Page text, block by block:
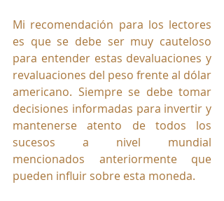
Mi recomendación para los lectores
es que se debe ser muy cauteloso
para entender estas devaluaciones y
revaluaciones del peso frente al dólar
americano. Siempre se debe tomar
decisiones informadas para invertir y
mantenerse atento de todos los
sucesos a nivel mundial
mencionados anteriormente que
pueden influir sobre esta moneda.